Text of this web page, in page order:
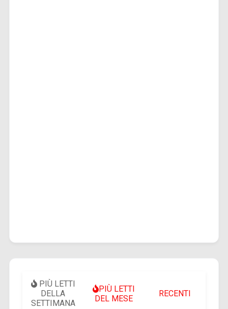
PIÙ LETTI
DELLA
SETTIMANA
PIÙ LETTI
DEL MESE
RECENTI